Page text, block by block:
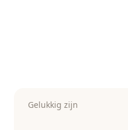
Gelukkig zijn